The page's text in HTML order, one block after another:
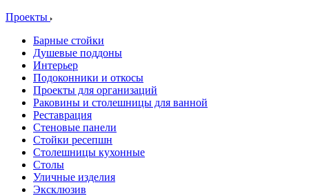
Проекты
Барные стойки
Душевые поддоны
Интерьер
Подоконники и откосы
Проекты для организаций
Раковины и столешницы для ванной
Реставрация
Стеновые панели
Стойки ресепшн
Столешницы кухонные
Столы
Уличные изделия
Эксклюзив